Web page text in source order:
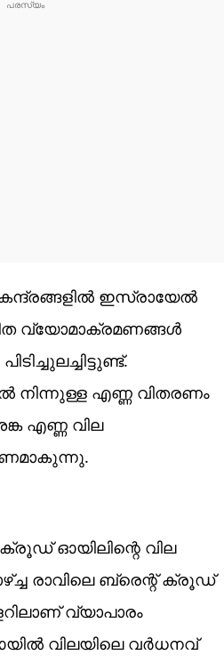
ഇസ്രായേൽ
വ്യോമാക്രമണങ്ങൾ
നിന്നുള്ള എണ്ണ വിതരണം
എണ്ണ വില
ഓയിലിന്റെ വില
രാവിലെ ബ്രെന്റ് ക്രൂഡ്
വ്യാപാരം
വിലയിലെ വർധനവ്